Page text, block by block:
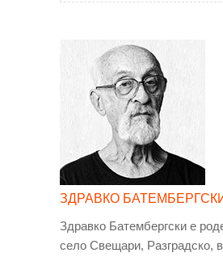
ЗДРАВКО
Здравко Батембергски е
село Свещари, Разградско,